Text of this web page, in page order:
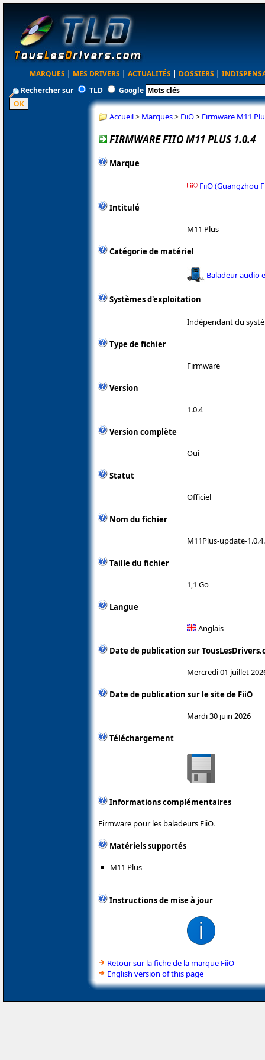
MARQUES | MES DRIVERS | ACTUALITÉS | DOSSIERS |
Rechercher sur
TLD Google
Accueil> Marques> FiiO> Firmware M11
FIRMWARE FIIO M11 PLUS 1.0.4
Marque
FiiO (Guangzhou
Intitulé
M11 Plus
Catégorie de matériel
Baladeur audio
Systèmes d'exploitation
Indépendant du
Type de fichier
Firmware
Version
1.0.4
Version complète
Oui
Statut
Officiel
Nom du fichier
M11Plus-update-
Taille du fichier
1,1 Go
Langue
Anglais
Date de publication sur
Mercredi 01 juillet
Date de publication sur le site de FiiO
Mardi 30 juin 2026
Téléchargement
Informations complémentaires
Firmware pour les baladeurs FiiO.
Matériels supportés
M11 Plus
Instructions de mise à jour
Retour sur la fiche de la marque FiiO
English version of this page